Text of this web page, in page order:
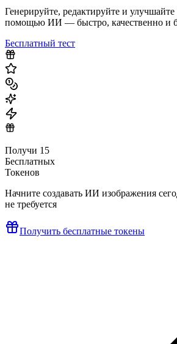
Генерируйте, редактируйте и
помощью ИИ — быстро, качественно и
Бесплатный тест
Получи 15
Бесплатных
Токенов
Начните создавать ИИ изображения
не требуется
Получить бесплатные токены